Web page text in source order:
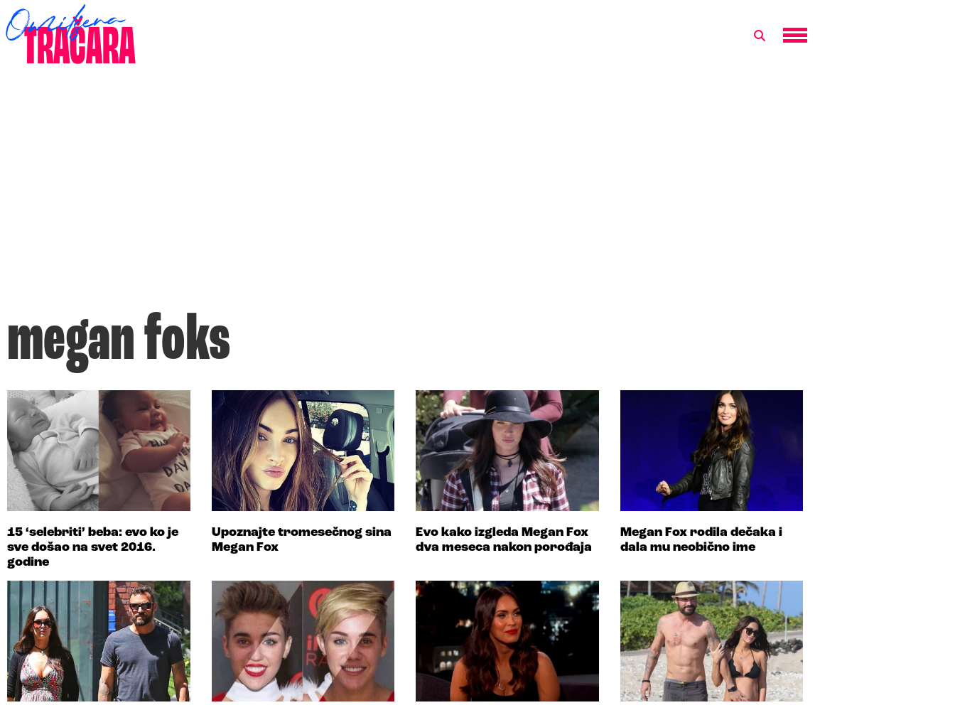
megan foks
15 ‘selebriti’ beba: evo ko je
sve došao na svet 2016.
godine
Upoznajte tromesečnog sina
Megan Fox
Evo kako izgleda Megan Fox
dva meseca nakon porođaja
Megan Fox rodila dečaka i
dala mu neobično ime